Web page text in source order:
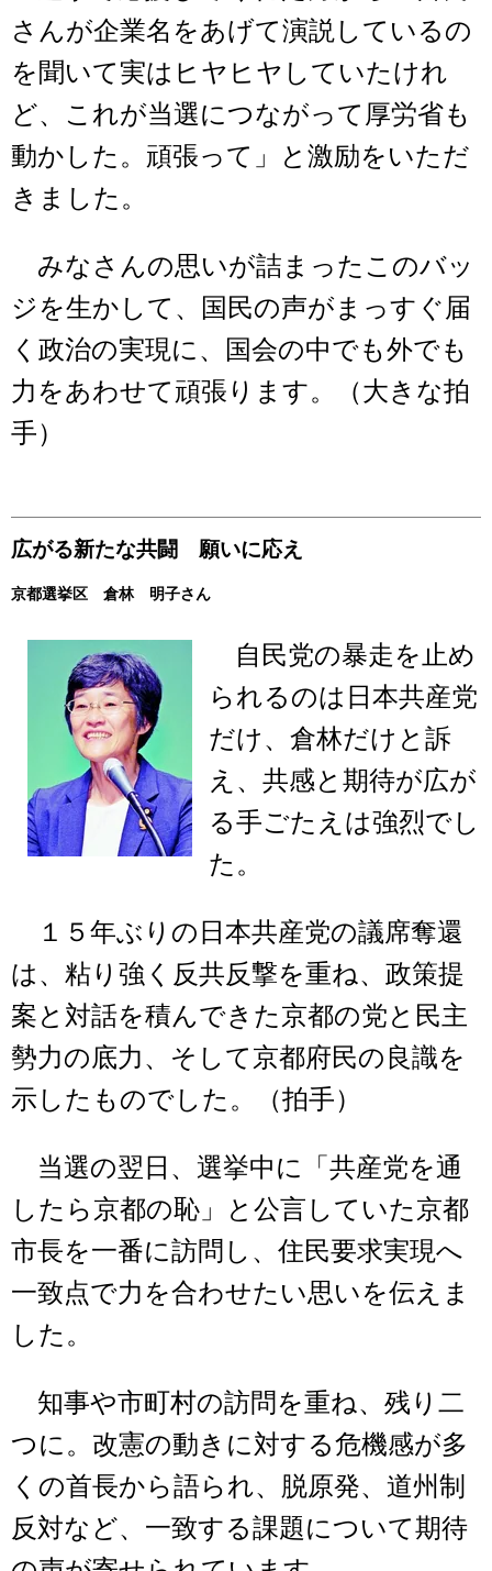
さんが企業名をあげて演説しているの
を聞いて実はヒヤヒヤしていたけれ
ど、これが当選につながって厚労省も
動かした。頑張って」と激励をいただ
きました。
みなさんの思いが詰まったこのバッ
ジを生かして、国民の声がまっすぐ届
く政治の実現に、国会の中でも外でも
力をあわせて頑張ります。（大きな拍
手）
広がる新たな共闘 願いに応え
京都選挙区 倉林 明子さん
自民党の暴走を止め
られるのは日本共産党
だけ、倉林だけと訴
え、共感と期待が広が
る手ごたえは強烈でし
た。
１５年ぶりの日本共産党の議席奪還
は、粘り強く反共反撃を重ね、政策提
案と対話を積んできた京都の党と民主
勢力の底力、そして京都府民の良識を
示したものでした。（拍手）
当選の翌日、選挙中に「共産党を通
したら京都の恥」と公言していた京都
市長を一番に訪問し、住民要求実現へ
一致点で力を合わせたい思いを伝えま
した。
知事や市町村の訪問を重ね、残り二
つに。改憲の動きに対する危機感が多
くの首長から語られ、脱原発、道州制
反対など、一致する課題について期待